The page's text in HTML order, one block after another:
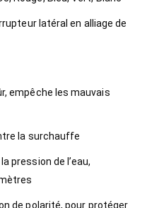
latéral en alliage de
empêche les mauvais
la surchauffe
pression de l’eau,
de polarité, pour protéger